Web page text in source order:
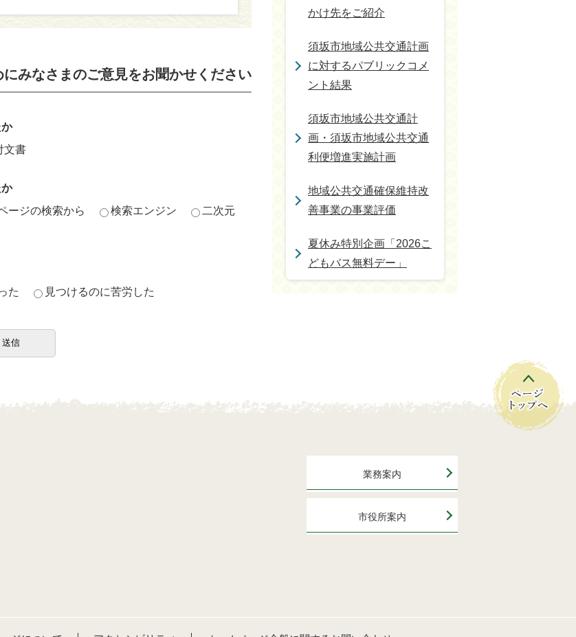
みなさまのご意見をお聞かせください
文書
ージの検索から 検索エンジン
二次元
た 見つけるのに苦労した
かけ先をご紹介
須坂市地域公共交通計画
に対するパブリックコメ
ント結果
須坂市地域公共交通計
画・須坂市地域公共交通
利便増進実施計画
地域公共交通確保維持改
善事業の事業評価
夏休み特別企画「2026こ
どもバス無料デー」
業務案内
市役所案内